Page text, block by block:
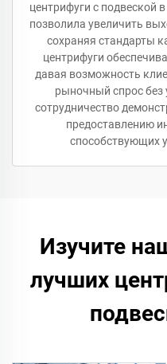
центрифуги с подвеской
позволила увеличить
сохраняя стандарты
центрифуги
давая возможность
рыночный спрос без
сотрудничество
предоставлению
способствующих
Изучите
лучших